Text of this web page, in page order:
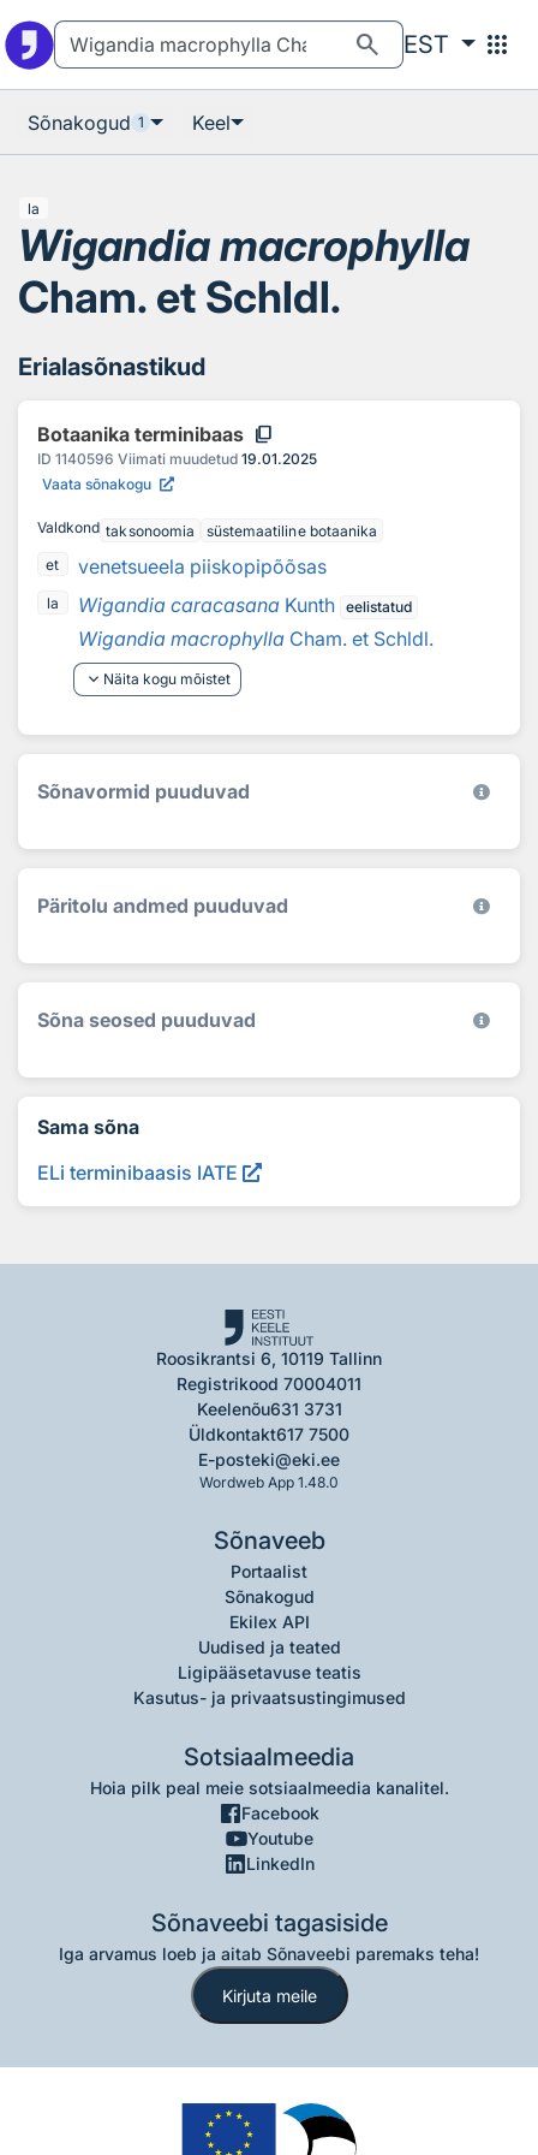
search EST apps
Sõnakogud 1 Keel
la
Wigandia macrophylla
Cham. et Schldl.
Erialasõnastikud
Botaanika terminibaas content_copy
ID 1140596 Viimati muudetud 19.01.2025
Vaata sõnakogu
Valdkond taksonoomia
süstemaatiline botaanika
et
venetsueela piiskopipõõsas
la Wigandia caracasana Kunth eelistatud
Wigandia macrophylla Cham. et Schldl.
keyboard_arrow_down Näita kogu mõistet
Sõnavormid puuduvad
Päritolu andmed puuduvad
Sõna seosed puuduvad
Sama sõna
ELi terminibaasis IATE
Roosikrantsi 6, 10119 Tallinn
Registrikood 70004011
Keelenõu631 3731
Üldkontakt617 7500
E-posteki@eki.ee
Wordweb App 1.48.0
Sõnaveeb
Portaalist
Sõnakogud
Ekilex API
Uudised ja teated
Ligipääsetavuse teatis
Kasutus- ja privaatsustingimused
Sotsiaalmeedia
Hoia pilk peal meie sotsiaalmeedia kanalitel.
Facebook
Youtube
LinkedIn
Sõnaveebi tagasiside
Iga arvamus loeb ja aitab Sõnaveebi paremaks teha!
Kirjuta meile